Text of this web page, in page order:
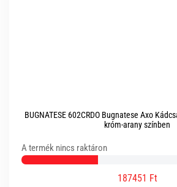
BUGNATESE 602CRDO Bugnatese Axo
króm-arany színben
A termék nincs raktáron
187451 Ft